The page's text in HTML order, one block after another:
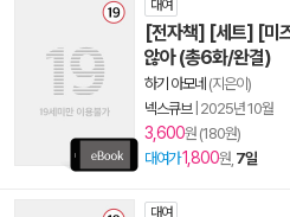
대여
[전자책] [세트] [미
않아 (총6화/완결)
하기 아모네 (지은이)
넥스큐브| 2025년 10월
3,600원 (180원)
대여가1,800원, 7일
대여